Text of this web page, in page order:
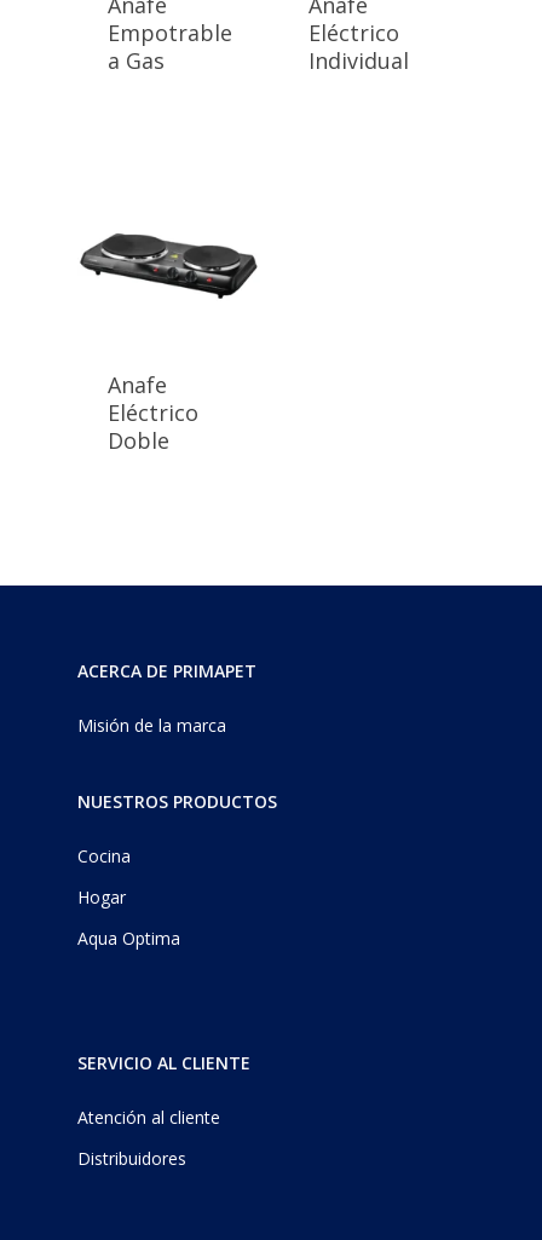
Empotrable
a Gas
Eléctrico
Individual
Anafe
Eléctrico
Doble
ACERCA DE PRIMAPET
Misión de la marca
NUESTROS PRODUCTOS
Cocina
Hogar
Aqua Optima
SERVICIO AL CLIENTE
Atención al cliente
Distribuidores